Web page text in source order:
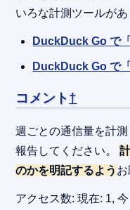
いろな計測ツールがあ
DuckDuck Go で
DuckDuck Go で
コメント†
週ごとの通信量を計
報告してください。
のかを明記するよう お
アクセス数: 現在: 1,